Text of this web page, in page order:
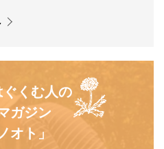
ぐくむ人の
ガジン
オト」